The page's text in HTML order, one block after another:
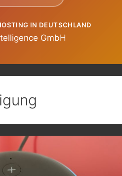
IN DEUTSCHLAND